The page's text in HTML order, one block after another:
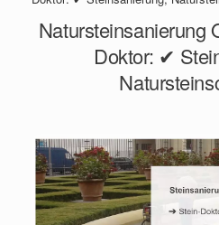
Natursteinsanierung
Doktor: ✔